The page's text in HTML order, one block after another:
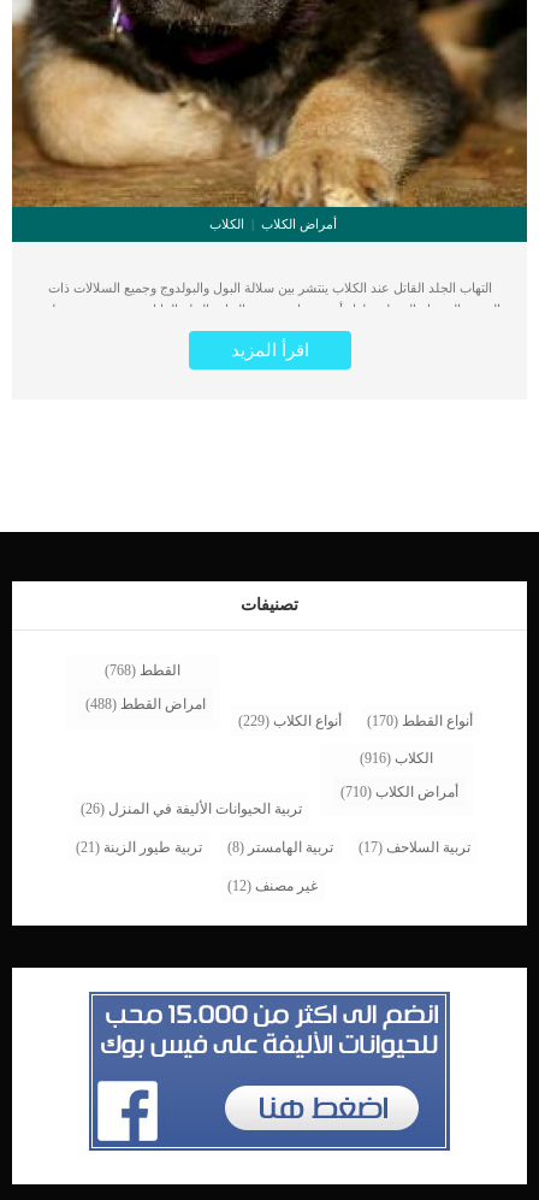
أمراض الكلاب الكلاب
التهاب الجلد القاتل عند الكلاب ينتشر بين سلالة البول والبولدوج وجميع السلالات ذات
الجسم السميك العضلى ولها رأس بيضاوية. يعتبر التهاب الجلد القاتل مرض تدريجي يظهر
عادة في سن مبكرة ويكون مميتًا في غضون بضعة أشهر. لا يوجد علاج فعال لالتهاب
الجلد القاتل ، ولكن هناك بعض العلاجات والأدوية التي يمكن استخدامها للمساعدة في
إبطاء الضرر وتقليل الانزعاج على الكلب. كما يعتبر التهاب الجلد القاتل هو حالة جلدية
اقرأ المزيد
تصنيفات
أنواع القطط (170) أنواع الكلاب (229)
القطط (768)
امراض القطط (488)
الكلاب (916)
أمراض الكلاب (710)
تربية الحيوانات الأليفة في المنزل (26)
تربية السلاحف (17) تربية الهامستر (8) تربية طيور الزينة (21)
غير مصنف (12)